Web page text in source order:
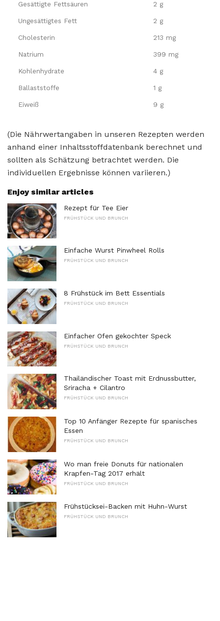
Gesättigte Fettsäuren 2 g
Ungesättigtes Fett 2 g
Cholesterin 213 mg
Natrium 399 mg
Kohlenhydrate 4 g
Ballaststoffe 1 g
Eiweiß 9 g
(Die Nährwertangaben in unseren Rezepten werden
anhand einer Inhaltsstoffdatenbank berechnet und
sollten als Schätzung betrachtet werden. Die
individuellen Ergebnisse können variieren.)
Enjoy similar articles
Rezept für Tee Eier
FRÜHSTÜCK UND BRUNCH
Einfache Wurst Pinwheel Rolls
FRÜHSTÜCK UND BRUNCH
8 Frühstück im Bett Essentials
FRÜHSTÜCK UND BRUNCH
Einfacher Ofen gekochter Speck
FRÜHSTÜCK UND BRUNCH
Thailändischer Toast mit Erdnussbutter,
Sriracha + Cilantro
FRÜHSTÜCK UND BRUNCH
Top 10 Anfänger Rezepte für spanisches
Essen
FRÜHSTÜCK UND BRUNCH
Wo man freie Donuts für nationalen
Krapfen-Tag 2017 erhält
FRÜHSTÜCK UND BRUNCH
Frühstücksei-Backen mit Huhn-Wurst
FRÜHSTÜCK UND BRUNCH